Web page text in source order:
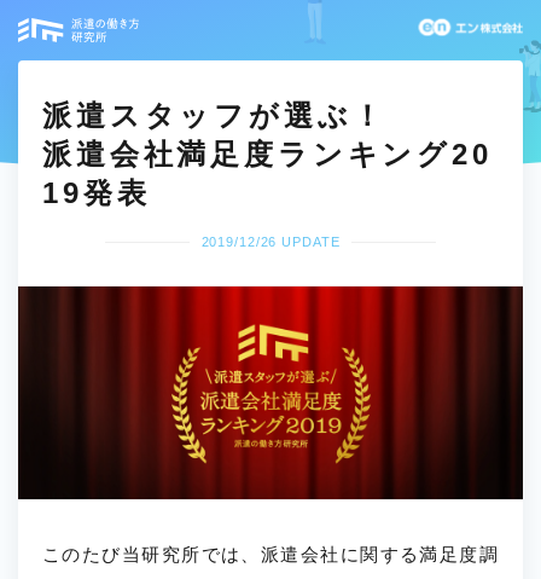
派遣スタッフが選ぶ！
派遣会社満足度ランキング20
19発表
2019/12/26 UPDATE
このたび当研究所では、派遣会社に関する満足度調